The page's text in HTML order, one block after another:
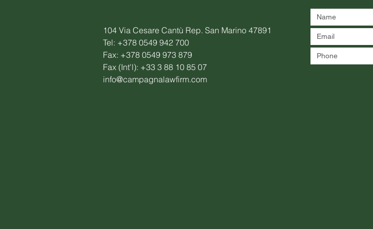
104 Via Cesare Cantù Rep. San Marino 47891
Tel: +378 0549 942 700
Fax: +378 0549 973 879
Fax (Int'l): +33 3 88 10 85 07
info@campagnalawfirm.com